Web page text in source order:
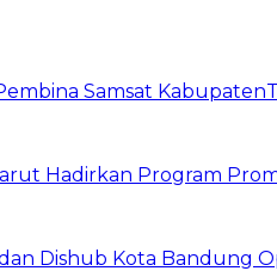
Samsat
Hadirkan Program
Dishub Kota Bandung